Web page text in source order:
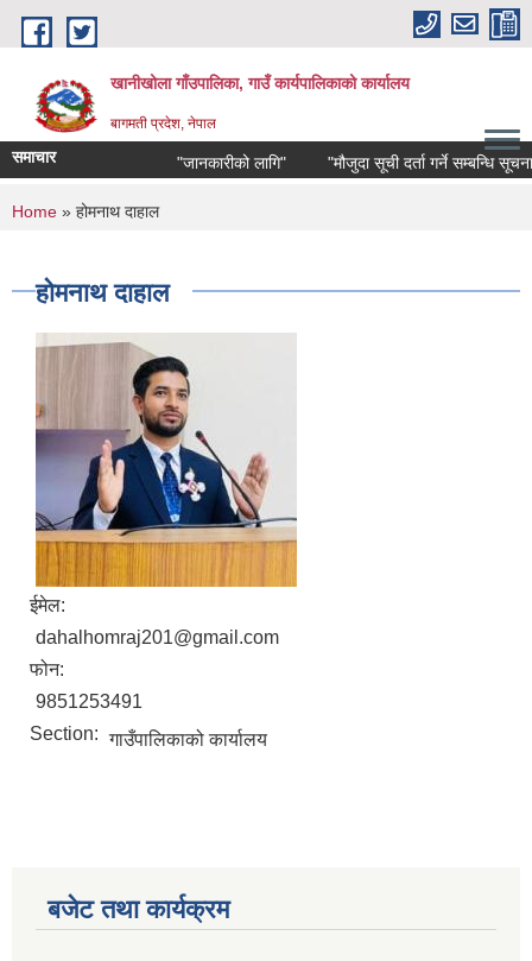
Skip to main content
खानीखोला गाँउपालिका, गाउँ कार्यपालिकाको कार्यालय
बागमती प्रदेश, नेपाल
समाचार "जानकारीको लागि" "मौजुदा सूची दर्ता गर्ने सम्बन्धि सूचना"
You are here
Home » होमनाथ दाहाल
होमनाथ दाहाल
ईमेल:
dahalhomraj201@gmail.com
फोन:
9851253491
Section: गाउँपालिकाको कार्यालय
बजेट तथा कार्यक्रम